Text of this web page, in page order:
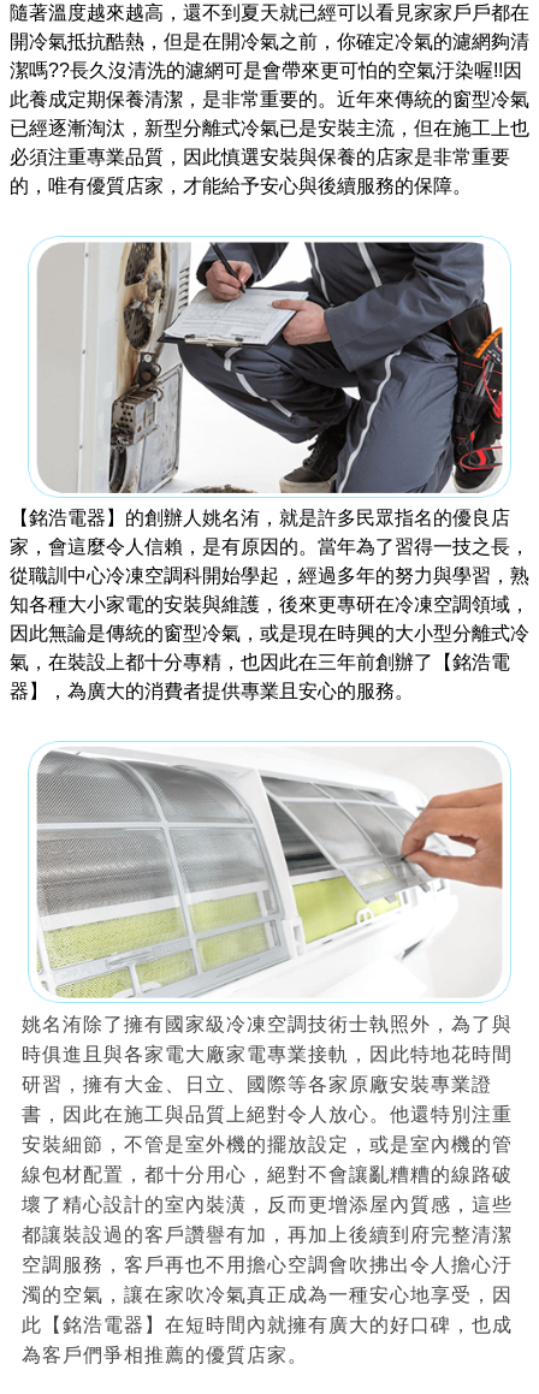
隨著溫度越來越高，還不到夏天就已經可以看見家家戶戶都在
開冷氣抵抗酷熱，但是在開冷氣之前，你確定冷氣的濾網夠清
潔嗎??長久沒清洗的濾網可是會帶來更可怕的空氣汙染喔!!因
此養成定期保養清潔，是非常重要的。近年來傳統的窗型冷氣
已經逐漸淘汰，新型分離式冷氣已是安裝主流，但在施工上也
必須注重專業品質，因此慎選安裝與保養的店家是非常重要
的，唯有優質店家，才能給予安心與後續服務的保障。
【銘浩電器】的創辦人姚名洧，就是許多民眾指名的優良店
家，會這麼令人信賴，是有原因的。當年為了習得一技之長，
從職訓中心冷凍空調科開始學起，經過多年的努力與學習，熟
知各種大小家電的安裝與維護，後來更專研在冷凍空調領域，
因此無論是傳統的窗型冷氣，或是現在時興的大小型分離式冷
氣，在裝設上都十分專精，也因此在三年前創辦了【銘浩電
器】，為廣大的消費者提供專業且安心的服務。
姚名洧除了擁有國家級冷凍空調技術士執照外，為了與
時俱進且與各家電大廠家電專業接軌，因此特地花時間
研習，擁有大金、日立、國際等各家原廠安裝專業證
書，因此在施工與品質上絕對令人放心。他還特別注重
安裝細節，不管是室外機的擺放設定，或是室內機的管
線包材配置，都十分用心，絕對不會讓亂糟糟的線路破
壞了精心設計的室內裝潢，反而更增添屋內質感，這些
都讓裝設過的客戶讚譽有加，再加上後續到府完整清潔
空調服務，客戶再也不用擔心空調會吹拂出令人擔心汙
濁的空氣，讓在家吹冷氣真正成為一種安心地享受，因
此【銘浩電器】在短時間內就擁有廣大的好口碑，也成
為客戶們爭相推薦的優質店家。